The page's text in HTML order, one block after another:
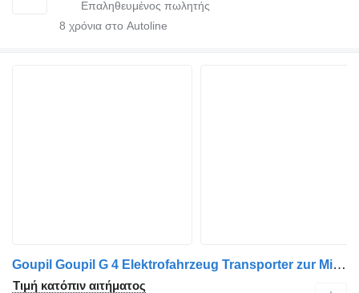
8 χρόνια στο Autoline
Goupil Goupil G 4 Elektrofahrzeug Transporter zur Miete
Τιμή κατόπιν αιτήματος